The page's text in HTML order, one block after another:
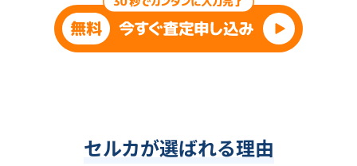
セルカが選ばれる理由